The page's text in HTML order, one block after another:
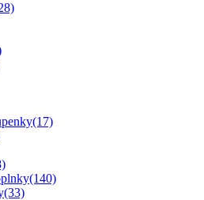
(17)
(140)
(33)